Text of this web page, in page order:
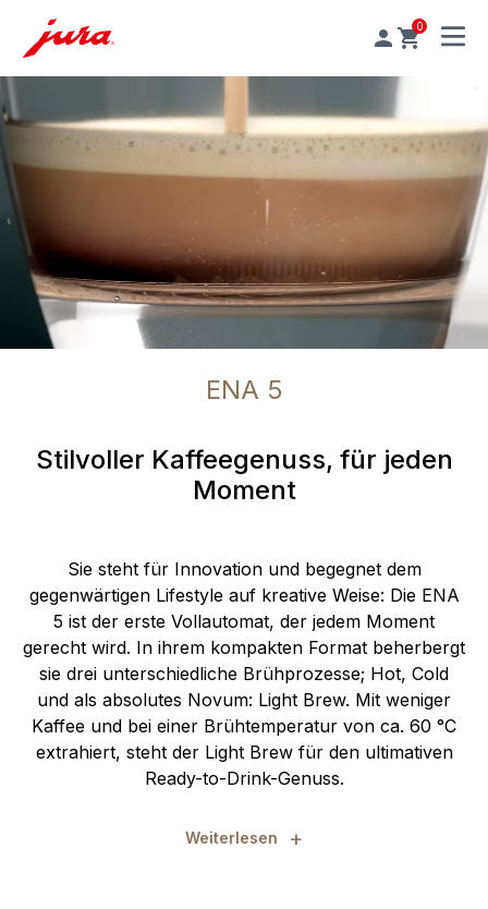
0
MENU
ENA 5
Stilvoller Kaffeegenuss, für jeden
Moment
Sie steht für Innovation und begegnet dem
gegenwärtigen Lifestyle auf kreative Weise: Die ENA
5 ist der erste Vollautomat, der jedem Moment
gerecht wird. In ihrem kompakten Format beherbergt
sie drei unterschiedliche Brühprozesse; Hot, Cold
und als absolutes Novum: Light Brew. Mit weniger
Kaffee und bei einer Brühtemperatur von ca. 60 °C
extrahiert, steht der Light Brew für den ultimativen
Ready-to-Drink-Genuss.
Weiterlesen +